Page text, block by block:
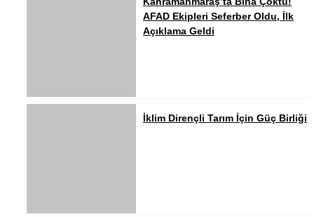
AFAD Ekipleri Seferber Oldu, İlk
Açıklama Geldi
İklim Dirençli Tarım İçin Güç Birliği